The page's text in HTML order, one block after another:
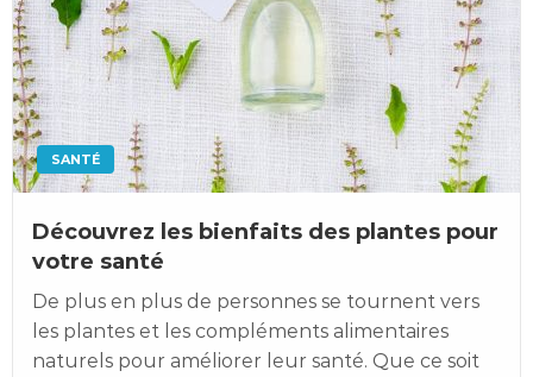
SANTÉ
Découvrez les bienfaits des plantes pour
votre santé
De plus en plus de personnes se tournent vers
les plantes et les compléments alimentaires
naturels pour améliorer leur santé. Que ce soit